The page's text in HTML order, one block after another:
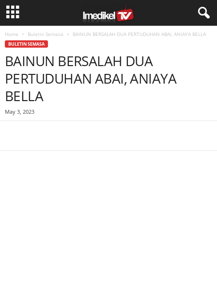
Home Buletin Semasa BAINUN BERSALAH DUA PERTUDUHAN ABAI, ANIAYA BELLA
BULETIN SEMASA
BAINUN BERSALAH DUA
PERTUDUHAN ABAI, ANIAYA
BELLA
May 3, 2023